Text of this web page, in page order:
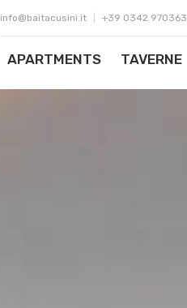
info@baitacusini.it +39 0342 970363
APARTMENTS TAVERNE